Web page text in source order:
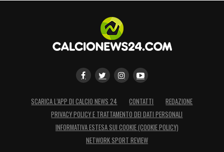
SCARICA L’APP DI CALCIO NEWS 24 CONTATTI
REDAZIONE
PRIVACY POLICY E TRATTAMENTO DEI DATI PERSONALI
INFORMATIVA ESTESA SUI COOKIE (COOKIE POLICY)
NETWORK SPORT REVIEW